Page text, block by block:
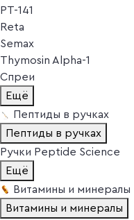
PT-141
Reta
Semax
Thymosin Alpha-1
Спреи
Ещё
Пептиды в ручках
Пептиды в ручках
Ручки Peptide Science
Ещё
Витамины и минералы
Витамины и минералы